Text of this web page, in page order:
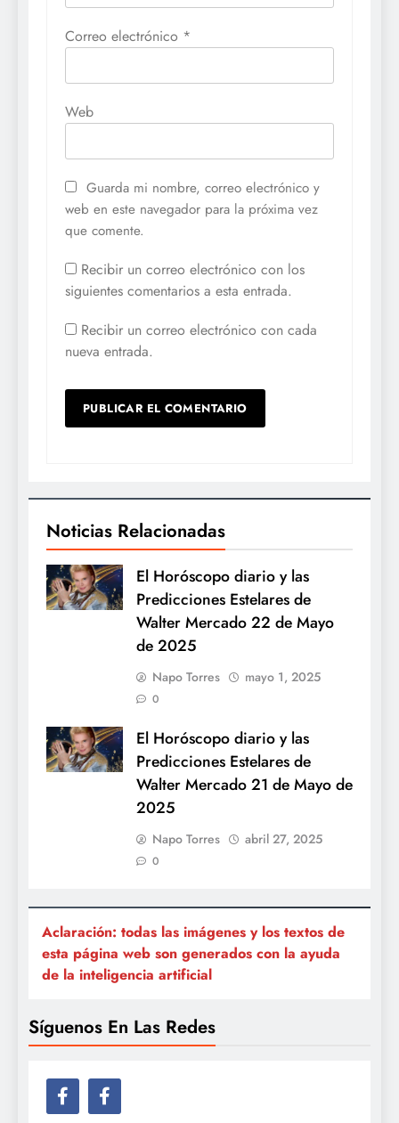
Correo electrónico *
Web
Guarda mi nombre, correo electrónico y
web en este navegador para la próxima vez
que comente.
Recibir un correo electrónico con los
siguientes comentarios a esta entrada.
Recibir un correo electrónico con cada
nueva entrada.
Noticias Relacionadas
El Horóscopo diario y las
Predicciones Estelares de
Walter Mercado 22 de Mayo
de 2025
Napo Torres mayo 1, 2025
0
El Horóscopo diario y las
Predicciones Estelares de
Walter Mercado 21 de Mayo de
2025
Napo Torres abril 27, 2025
0
Aclaración: todas las imágenes y los textos de
esta página web son generados con la ayuda
de la inteligencia artificial
Síguenos En Las Redes